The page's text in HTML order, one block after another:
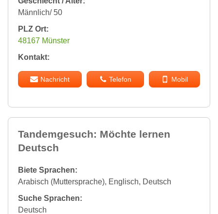
Männlich/ 50
PLZ Ort:
48167 Münster
Kontakt:
Nachricht Telefon Mobil
Tandemgesuch: Möchte lernen
Deutsch
Biete Sprachen:
Arabisch (Muttersprache), Englisch, Deutsch
Suche Sprachen:
Deutsch